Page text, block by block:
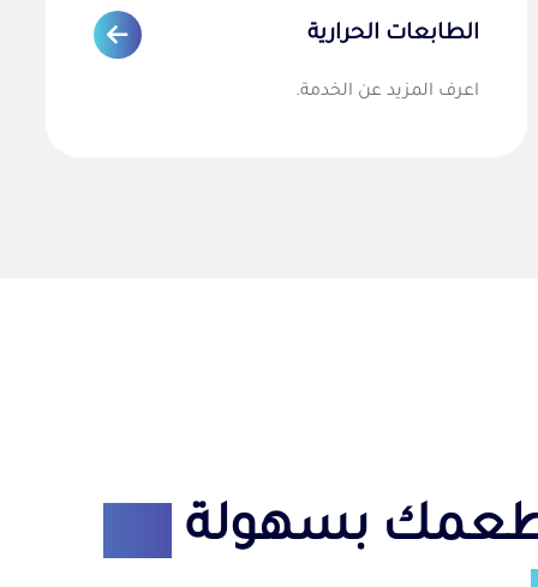
الطابعات الحرارية
اعرف المزيد عن الخدمة.
بسهولة